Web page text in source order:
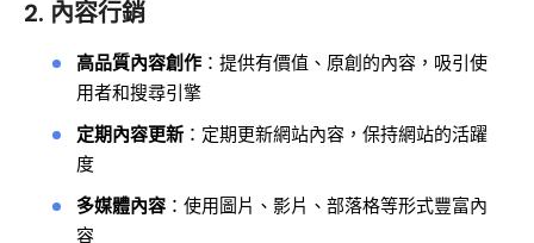
2. 內容行銷
高品質內容創作 ：提供有價值、原創的內容，吸引使
用者和搜尋引擎
定期內容更新 ：定期更新網站內容，保持網站的活躍
度
多媒體內容 ：使用圖片、影片、部落格等形式豐富內
容